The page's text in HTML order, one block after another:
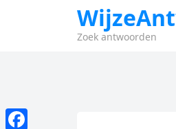
Zoek antwoorden